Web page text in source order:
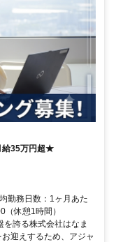
給35万円超★
勤務日数：1ヶ月あた
休憩1時間）
誇る株式会社はなま
迎えするため、アジャ